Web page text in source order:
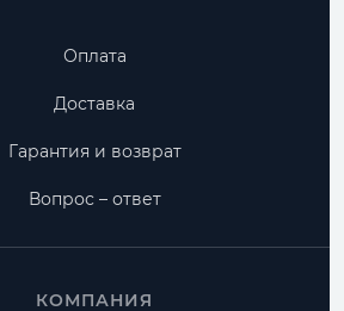
Оплата
Доставка
Гарантия и возврат
Вопрос – ответ
КОМПАНИЯ